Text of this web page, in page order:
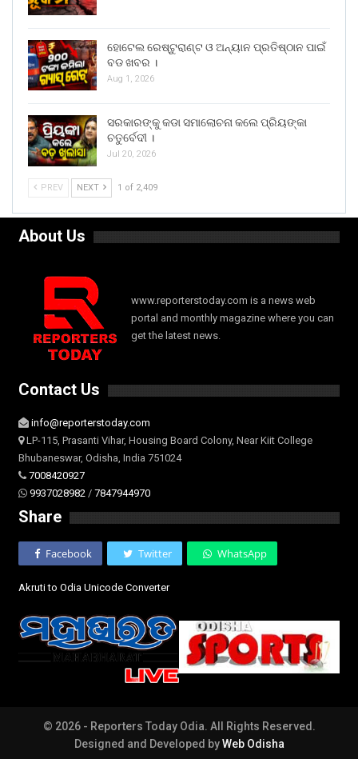
ହୋଟେଲ ରେଷ୍ଟୁରାଣ୍ଟ ଓ ଅନ୍ୟାନ ପ୍ରତିଷ୍ଠାନ ପାଇଁ
ବଡ ଖବର ।
Aug 1, 2026
ସରକାରଙ୍କୁ କଡା ସମାଲୋଚନା କଲେ ପ୍ରିୟଙ୍କା
ଚତୁର୍ବେଦୀ ।
Jul 20, 2026
PREV NEXT 1 of 2,409
About Us
www.reporterstoday.com is a news web
portal and monthly magazine where you can
get the latest news.
Contact Us
info@reporterstoday.com
LP-115, Prasanti Vihar, Housing Board Colony, Near Kiit College
Bhubaneswar, Odisha, India 751024
7008420927
9937028982 / 7847944970
Share
Facebook Twitter WhatsApp
Akruti to Odia Unicode Converter
© 2026 - Reporters Today Odia. All Rights Reserved.
Designed and Developed byWeb Odisha